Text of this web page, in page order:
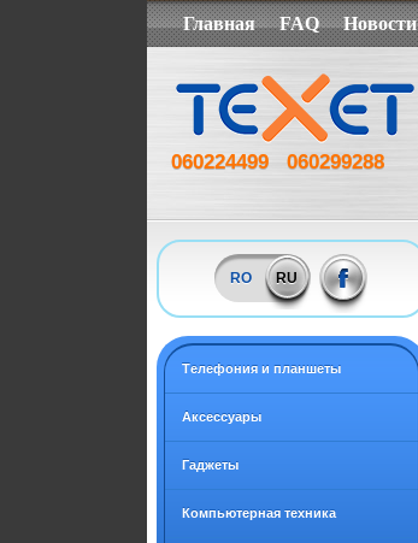
Главная FAQ Новости
060224499 060299288
RO RU
Tелефония и планшеты
Аксессуары
Гаджеты
Компьютерная техника